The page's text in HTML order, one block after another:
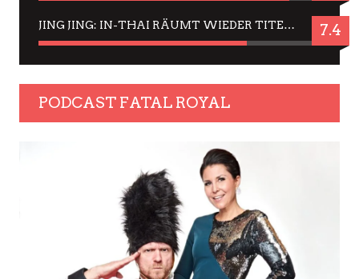
JING JING: IN-THAI RÄUMT WIEDER TITEL AB – EIN ZWEI-STUNDEN-ERLEBNISBERICHT 7.4
PODCAST FATAL ROYAL